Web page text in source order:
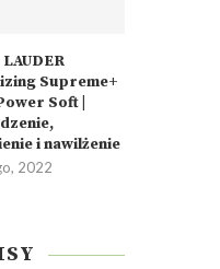
Supreme+
Soft |
i nawilżenie
2022